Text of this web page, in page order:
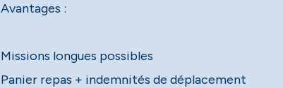
Avantages :
Missions longues possibles
Panier repas + indemnités de déplacement